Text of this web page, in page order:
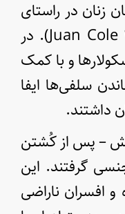
زنان در راستای
افزایش سهم زنان در قانون اساسی مصر مبارزه کردند (بنگرید به Juan Cole ۲۰۱۴). در
و با کمک
سلفی‌ها ایفا
– پس از کُشتن
گرفتند. این
افسران ناراضی